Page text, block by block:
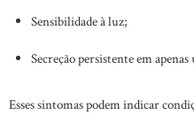
Sensibilidade à luz;
Secreção persistente em
Esses sintomas podem indicar